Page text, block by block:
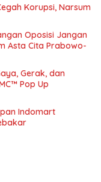
Korupsi, Narsum
Oposisi Jangan
Asta Cita Prabowo-
Gerak, dan
Pop Up
Indomart